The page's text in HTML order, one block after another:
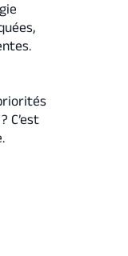
C’est